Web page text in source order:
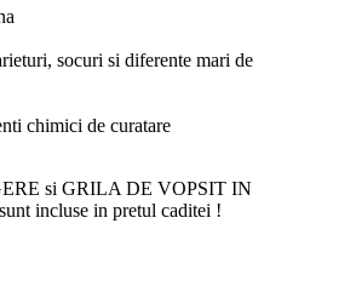
socuri si diferente mari de
chimici de curatare
si GRILA DE VOPSIT IN
incluse in pretul caditei !